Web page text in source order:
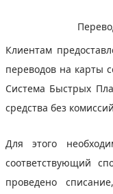
Клиентам
переводов на карты
Система Быстрых
средства без
Для этого
соответствующий
проведено